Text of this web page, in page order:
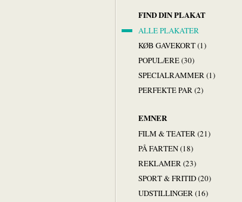
FIND DIN PLAKAT
ALLE PLAKATER
KØB GAVEKORT (1)
POPULÆRE (30)
SPECIALRAMMER (1)
PERFEKTE PAR (2)
EMNER
FILM & TEATER (21)
PÅ FARTEN (18)
REKLAMER (23)
SPORT & FRITID (20)
UDSTILLINGER (16)